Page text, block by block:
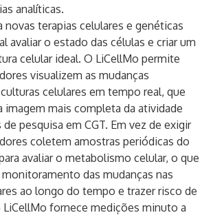
analíticas.
novas terapias celulares e genéticas
avaliar o estado das células e criar um
celular ideal. O LiCellMo permite
visualizem as mudanças
celulares em tempo real, que
imagem mais completa da atividade
pesquisa em CGT. Em vez de exigir
coletem amostras periódicas do
avaliar o metabolismo celular, o que
das mudanças nas
ao longo do tempo e trazer risco de
LiCellMo fornece medições minuto a